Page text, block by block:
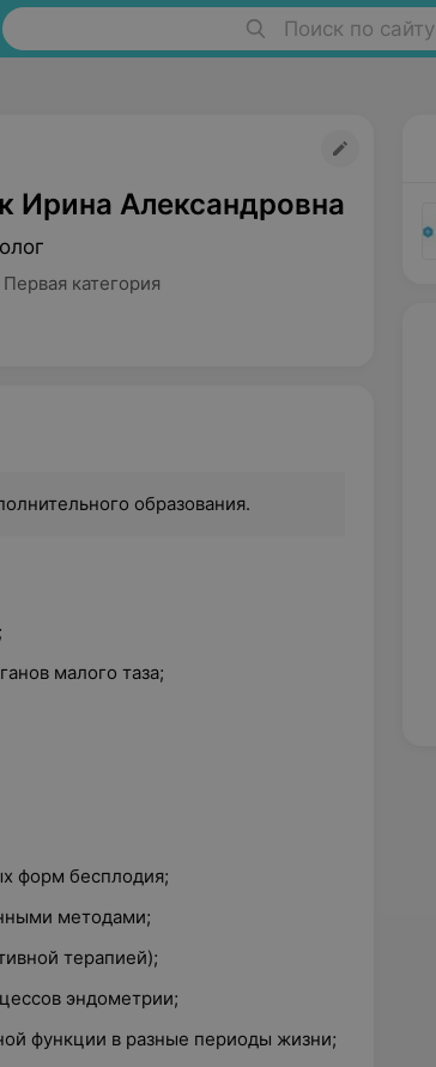
Поиск по сайту
Ирина Александровна
категория
образования.
малого таза;
форм бесплодия;
методами;
терапией);
эндометрии;
функции в разные периоды жизни;